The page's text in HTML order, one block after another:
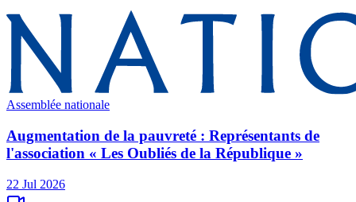
Assemblée nationale
Augmentation de la pauvreté : Représentants de
l'association « Les Oubliés de la République »
22 Jul 2026